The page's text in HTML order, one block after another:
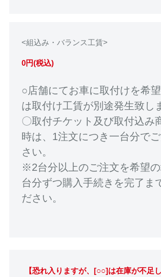
<組込み・バランス工賃>
0円(税込)
○店舗にてお車に取付けを希
は取付け工賃が別途発生致し
〇取付チケット及び取付込み
時は、1注文につき一台分で
さい。
※2台分以上のご注文を希望
台分ずつ購入手続きを完了ま
ださい。
【恐れ入りますが、[○○]は在庫が不足